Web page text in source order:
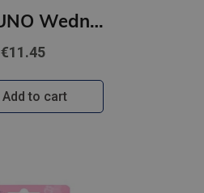
Spēle UNO Wednesday kārtis
€11.45
Add to cart